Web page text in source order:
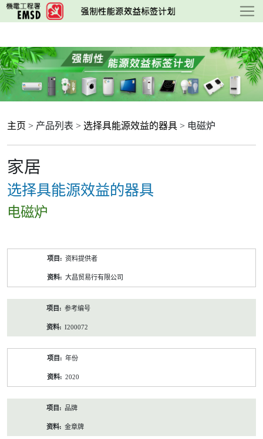
跳
至
要
内
容
主页 > 产品列表 > 选择具能源效益的器具 > 电磁炉
家居
选择具能源效益的器具
电磁炉
资料提供者
大昌贸易行有限公司
参考编号
I200072
年份
2020
品牌
金章牌